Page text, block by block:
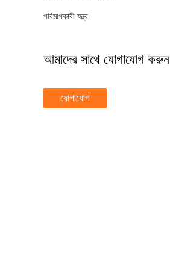
পরিমাপকারী যন্ত্র
আমাদের সাথে যোগাযোগ করুন
যোগাযোগ